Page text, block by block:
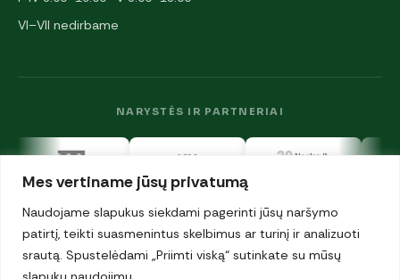
Mes vertiname jūsų privatumą
Naudojame slapukus siekdami pagerinti jūsų naršymo
patirtį, teikti suasmenintus skelbimus ar turinį ir analizuoti
srautą. Spustelėdami „Priimti viską“ sutinkate su mūsų
VI–VII nedirbame
NARYSTĖS IR PARTNERIAI
© 2026 UAB „Antalgija". Visos teisės saugomos.